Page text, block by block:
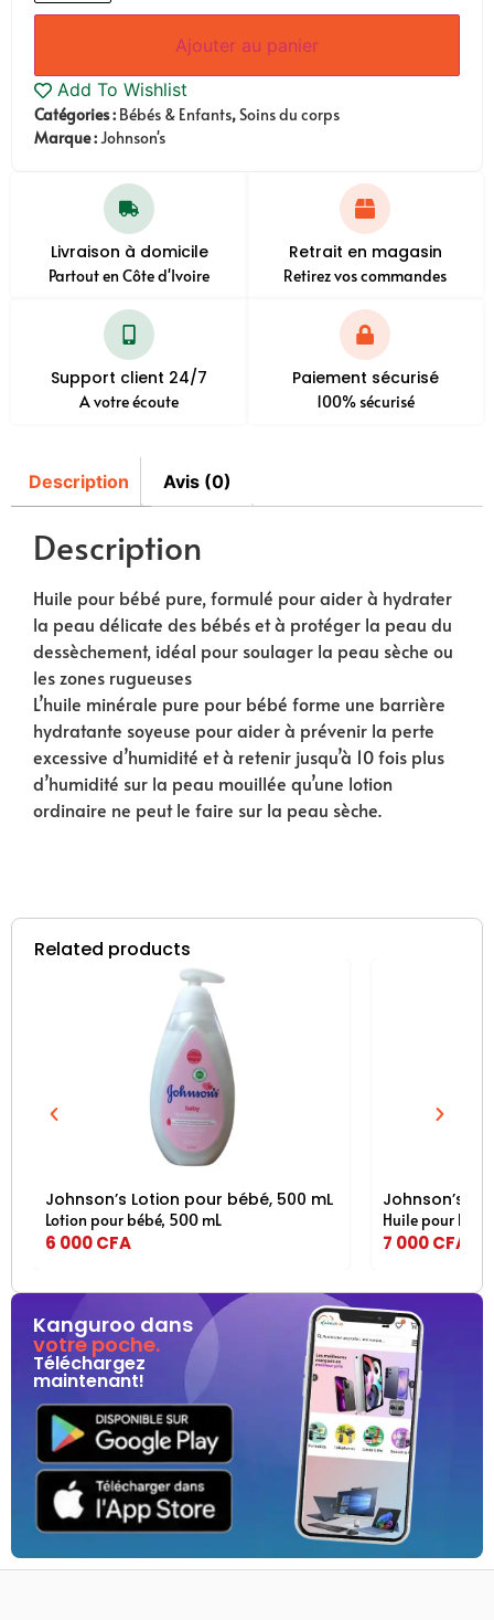
Ajouter au panier
Add To Wishlist
Catégories : Bébés & Enfants,Soins du corps
Marque :Johnson's
Livraison à domicile
Partout en Côte d'Ivoire
Retrait en magasin
Retirez vos commandes
Support client 24/7
A votre écoute
Paiement sécurisé
100% sécurisé
Description Avis (0)
Description
Huile pour bébé pure, formulé pour aider à hydrater
la peau délicate des bébés et à protéger la peau du
dessèchement, idéal pour soulager la peau sèche ou
les zones rugueuses
L’huile minérale pure pour bébé forme une barrière
hydratante soyeuse pour aider à prévenir la perte
excessive d’humidité et à retenir jusqu’à 10 fois plus
d’humidité sur la peau mouillée qu’une lotion
ordinaire ne peut le faire sur la peau sèche.
Related products
soulager la peau sèche et craquelée et l’eczéma 100
Johnson’s Lotion pour bébé, 500 mL
Lotion pour bébé, 500 mL
6 000CFA
Johnson’s
Huile pour
7 000CFA
Kanguroo dans
votre poche.
Téléchargez
maintenant!